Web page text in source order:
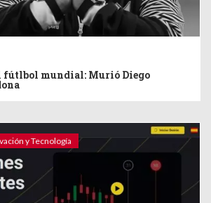
fútlbol mundial: Murió Diego
y Tecnología